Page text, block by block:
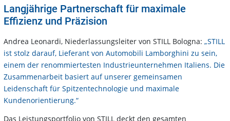
Langjährige Partnerschaft für maximale
Effizienz und Präzision
Andrea Leonardi, Niederlassungsleiter von STILL Bologna: „STILL
ist stolz darauf, Lieferant von Automobili Lamborghini zu sein,
einem der renommiertesten Industrieunternehmen Italiens. Die
Zusammenarbeit basiert auf unserer gemeinsamen
Leidenschaft für Spitzentechnologie und maximale
Kundenorientierung.“
Das Leistungsportfolio von STILL deckt den gesamten